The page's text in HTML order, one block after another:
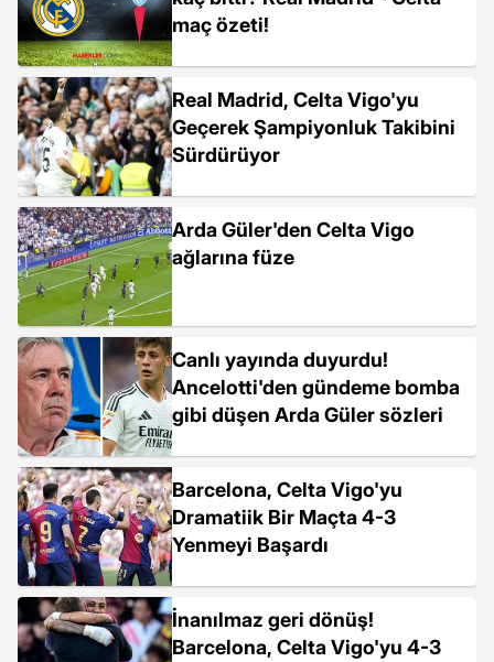
maç özeti!
Real Madrid, Celta Vigo'yu
Geçerek Şampiyonluk Takibini
Sürdürüyor
Arda Güler'den Celta Vigo
ağlarına füze
Canlı yayında duyurdu!
Ancelotti'den gündeme bomba
gibi düşen Arda Güler sözleri
Barcelona, Celta Vigo'yu
Dramatiik Bir Maçta 4-3
Yenmeyi Başardı
İnanılmaz geri dönüş!
Barcelona, Celta Vigo'yu 4-3